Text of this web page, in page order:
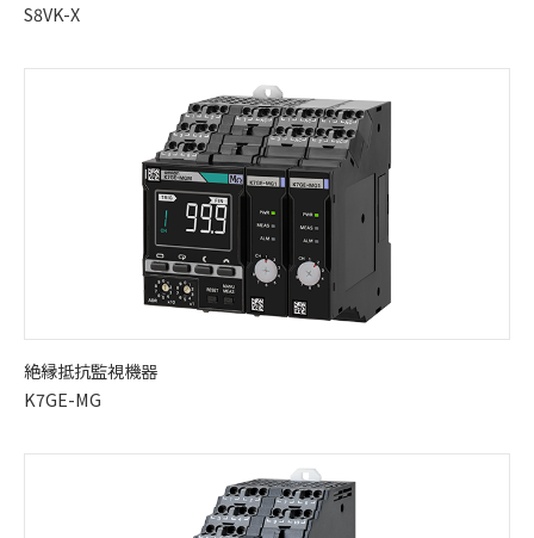
S8VK-X
絶縁抵抗監視機器
K7GE-MG